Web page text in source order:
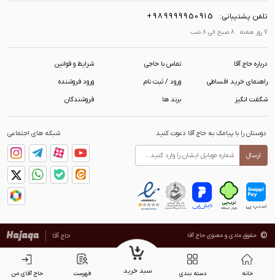
خانه دسته بندی سبد خرید فهرست حاج آقای من
تلفن پشتیبانی: +989999950915
7 روز هفته 8 صبح الی 8 شب
درباره حاج آقا تماس با حاجی شرایط و قوانین
راهنمای خرید اقساطی ورود / ثبت نام ورود فروشنده
شگفت انگیز برند ها فروشندگان
دوستان را با پیامک به حاج آقا دعوت کنید
ارسال
شبکه های اجتماعی
© حقوق مادی و معنوی حاج آقا حاج آقا